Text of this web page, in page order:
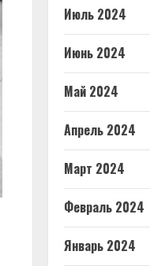
Июль 2024
Июнь 2024
Май 2024
Апрель 2024
Март 2024
Февраль 2024
Январь 2024